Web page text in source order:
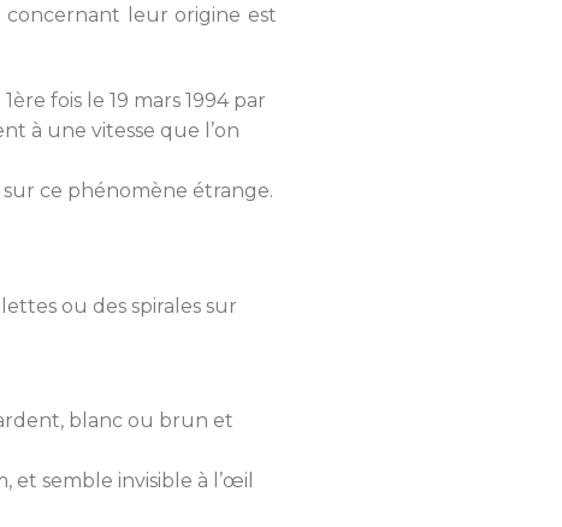
concernant leur origine est
fois le 19 mars 1994 par
à une vitesse que l’on
sur ce phénomène étrange.
ou des spirales sur
blanc ou brun et
et semble invisible à l’œil